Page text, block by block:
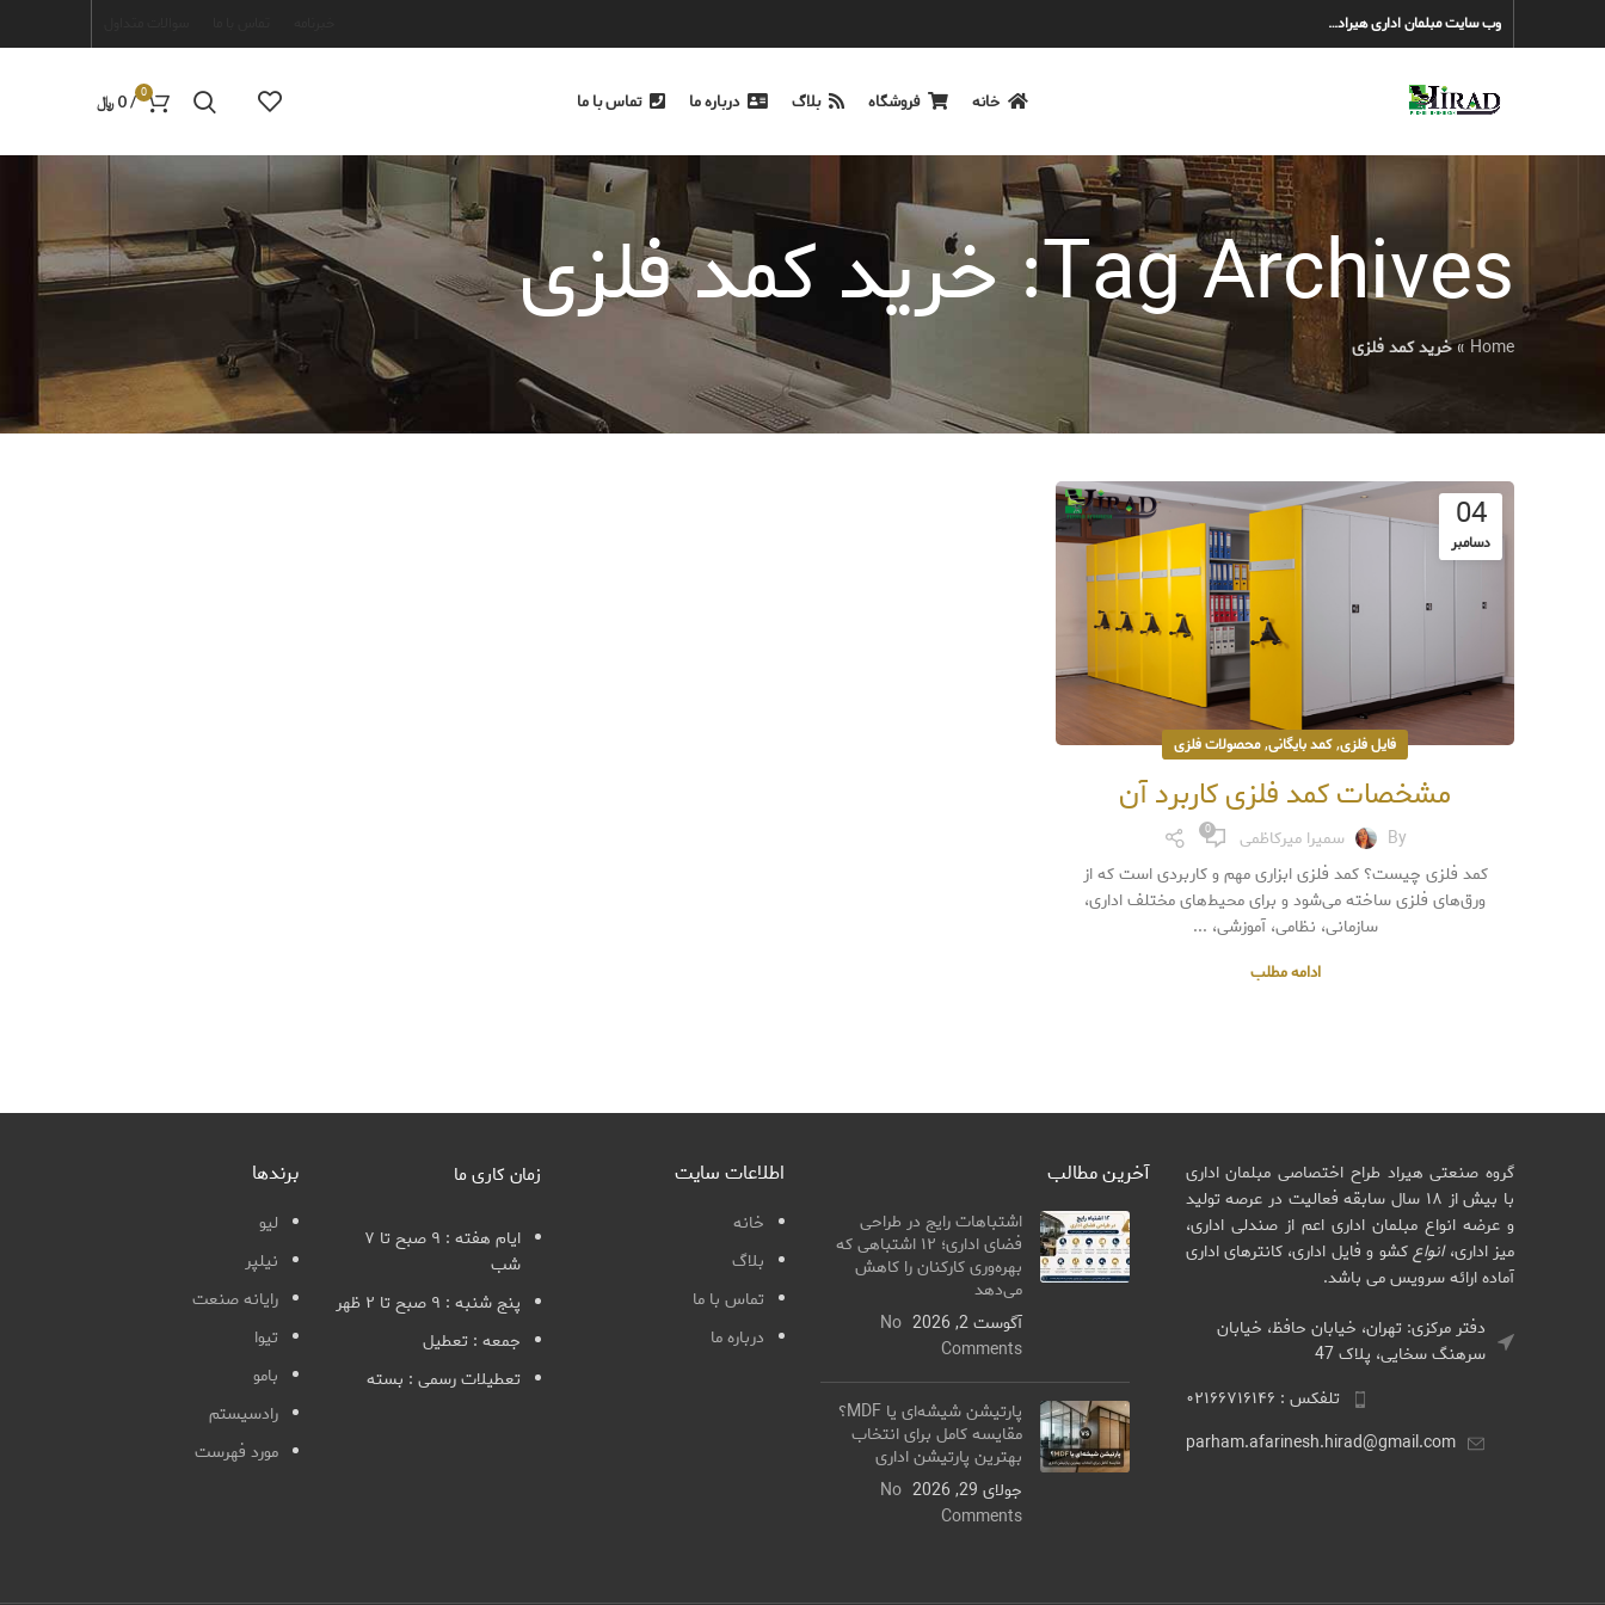
وب سایت مبلمان اداری هیراد…
خانه فروشگاه بلاگ درباره ما تماس با ما 0
/
0 ﷼
Tag Archives: خرید کمد فلزی
Home
»خرید کمد فلزی
04
دسامبر
فایل فلزی,کمد بایگانی,محصولات فلزی
مشخصات کمد فلزی کاربرد آن
By سمیرا میرکاظمی 0
کمد فلزی چیست؟ کمد فلزی ابزاری مهم و کاربردی است که از
ورق‌های فلزی ساخته می‌شود و برای محیط‌های مختلف اداری،
سازمانی، نظامی، آموزشی، ...
ادامه مطلب
گروه صنعتی هیراد طراح اختصاصی مبلمان اداری
با بیش از ۱۸ سال سابقه فعالیت در عرصه تولید
و عرضه انواع مبلمان اداری اعم از صندلی اداری،
میز اداری،انواعکشو و فایل اداری، کانترهای اداری
آماده ارائه سرویس می باشد.
دفتر مرکزی: تهران، خیابان حافظ، خیابان
سرهنگ سخایی، پلاک 47
تلفکس : ۰۲۱۶۶۷۱۶۱۴۶
parham.afarinesh.hirad@gmail.com
آخرین مطالب
اشتباهات رایج در طراحی
فضای اداری؛ ۱۲ اشتباهی که
بهره‌وری کارکنان را کاهش
می‌دهد
آگوست 2, 2026
No
Comments
پارتیشن شیشه‌ای یا MDF؟
مقایسه کامل برای انتخاب
بهترین پارتیشن اداری
جولای 29, 2026
No
Comments
اطلاعات سایت
خانه
بلاگ
تماس با ما
درباره ما
زمان کاری ما
ایام هفته : ۹ صبح تا ۷
شب
پنج شنبه : ۹ صبح تا ۲ ظهر
جمعه : تعطیل
تعطیلات رسمی : بسته
برندها
لیو
نیلپر
رایانه صنعت
تیوا
بامو
رادسیستم
مورد فهرست